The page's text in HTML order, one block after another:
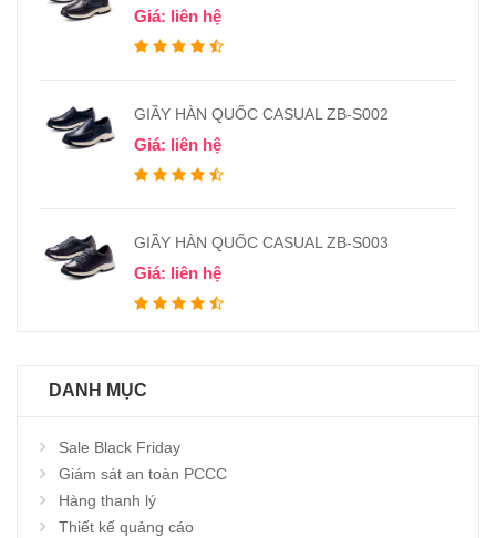
Giá: liên hệ
GIẦY HÀN QUỐC CASUAL ZB-S002
Giá: liên hệ
GIẦY HÀN QUỐC CASUAL ZB-S003
Giá: liên hệ
DANH MỤC
Sale Black Friday
Giám sát an toàn PCCC
Hàng thanh lý
Thiết kế quảng cáo